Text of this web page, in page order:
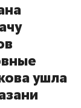
ушла